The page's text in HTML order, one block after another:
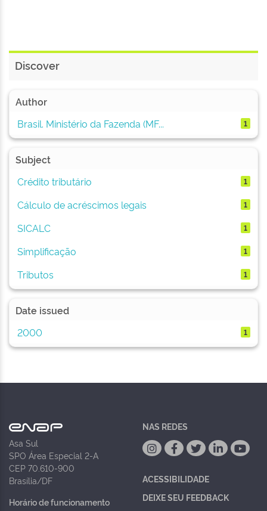
Discover
Author
Brasil. Ministério da Fazenda (MF...
1
Subject
Crédito tributário
1
Cálculo de acréscimos legais 1
SICALC 1
Simplificação 1
Tributos 1
Date issued
2000
1
Asa Sul
SPO Área Especial 2-A
CEP 70.610-900
Brasília/DF
Horário de funcionamento
NAS REDES
ACESSIBILIDADE
DEIXE SEU FEEDBACK